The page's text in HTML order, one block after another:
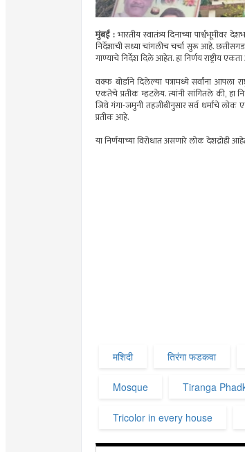
मुंबई :भारतीय स्वातंत्र्य दिनाच्या
निर्देशाची सध्या चांगलीच चर्चा सुरू आहे.
गाण्याचे निर्देश दिले आहेत. हा निर्णय राष्ट्रीय
वक्फ बोर्डाने दिलेल्या पत्रामध्ये सर्वांना आपला
एकतेचे प्रतीक म्हटलेय. त्यांनी सांगितले की,
जिथे गंगा-जमुनी तहजीबीनुसार सर्व धर्मांचे
प्रतीक आहे.
या निर्णयाच्या विरोधात असणारे लोक
मशिदी तिरंगा फडकवा
Mosque Tiranga
Tricolor in every house